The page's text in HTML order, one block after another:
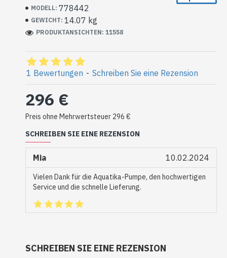
MODELL: 778442
GEWICHT: 14.07 kg
PRODUKTANSICHTEN: 11558
1 Bewertungen - Schreiben Sie eine Rezension
296 €
Preis ohne Mehrwertsteuer 296 €
SCHREIBEN SIE EINE REZENSION
Mia 10.02.2024
Vielen Dank für die Aquatika-Pumpe, den hochwertigen
Service und die schnelle Lieferung.
SCHREIBEN SIE EINE REZENSION